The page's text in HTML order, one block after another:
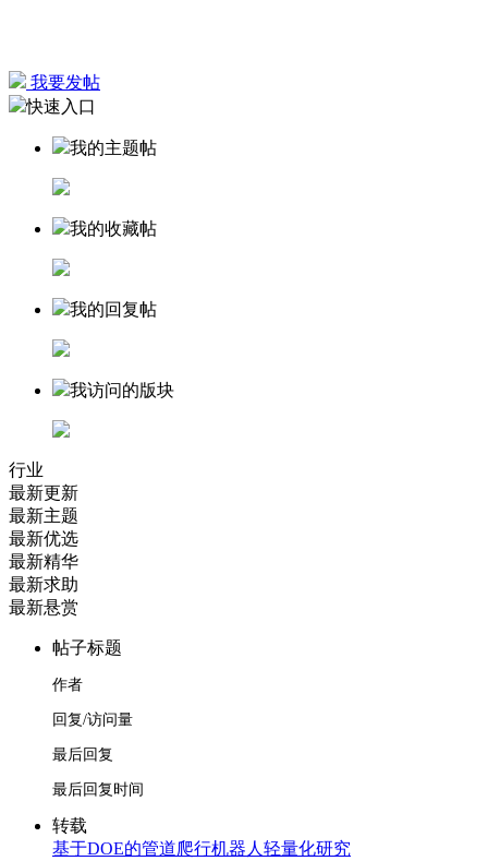
我要发帖
快速入口
我的主题帖
我的收藏帖
我的回复帖
我访问的版块
行业
最新更新
最新主题
最新优选
最新精华
最新求助
最新悬赏
帖子标题
作者
回复/访问量
最后回复
最后回复时间
转载
基于DOE的管道爬行机器人轻量化研究